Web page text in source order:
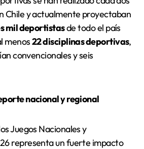
Chile y actualmente proyectaban
mil deportistasde todo el país
menos22 disciplinas deportivas,
convencionales y seis
nacional y regional
Juegos Nacionales y
representa un fuerte impacto